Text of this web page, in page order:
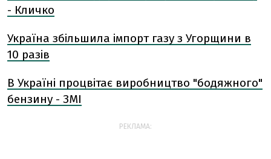
- Кличко
Україна збільшила імпорт газу з Угорщини в
10 разів
В Україні процвітає виробництво "бодяжного"
бензину - ЗМІ
РЕКЛАМА: